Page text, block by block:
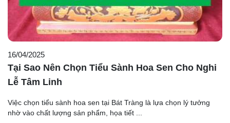
16/04/2025
Tại Sao Nên Chọn Tiểu Sành Hoa Sen Cho Nghi
Lễ Tâm Linh
Việc chọn tiểu sành hoa sen tại Bát Tràng là lựa chọn lý tưởng
nhờ vào chất lượng sản phẩm, họa tiết ...